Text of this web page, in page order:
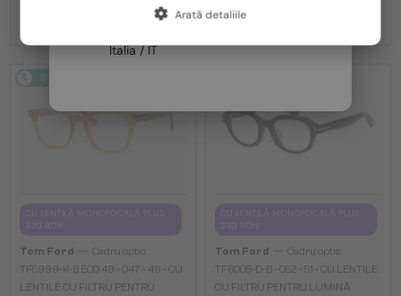
983 RON
2-4 ZILE
Tom Ford
Cadru optic
TF5999-K-B ECO 49 - 047 - 49 - CU
LENTILE CU FILTRU PENTRU
Tom Ford
Cadru optic
TF6005-D-B - 052 - 51 - CU LENTILE
CU FILTRU PENTRU LUMINĂ
Franța / FR
Italia / IT
Arată detaliile